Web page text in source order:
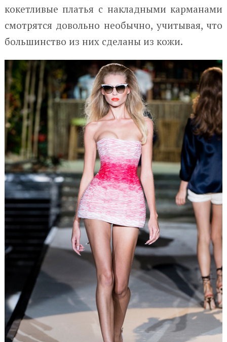
кокетливые платья с накладными карманами
смотрятся довольно необычно, учитывая, что
большинство из них сделаны из кожи.